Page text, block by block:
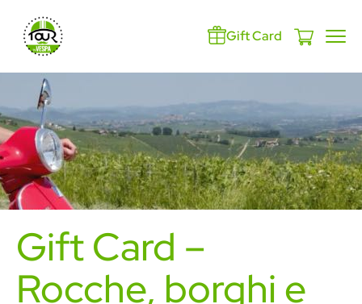
Gift Card
Gift Card –
Rocche, borghi e